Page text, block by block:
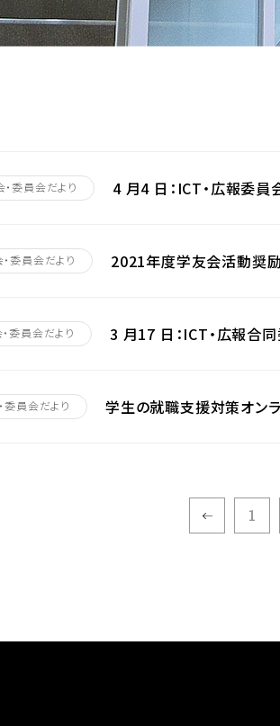
委員会だより 4 月4 日：ICT・広報委員
委員会だより 2021年度学友会活動奨励
委員会だより 3 月17 日：ICT・広報合
委員会だより 学生の就職支援対策オン
1